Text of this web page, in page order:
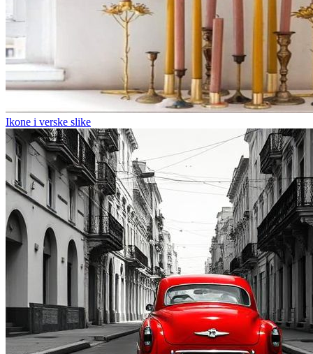
Ikone i verske slike